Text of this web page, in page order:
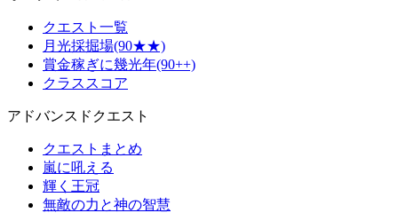
クエスト一覧
月光採掘場(90★★)
賞金稼ぎに幾光年(90++)
クラススコア
アドバンスドクエスト
クエストまとめ
嵐に吼える
輝く王冠
無敵の力と神の智慧